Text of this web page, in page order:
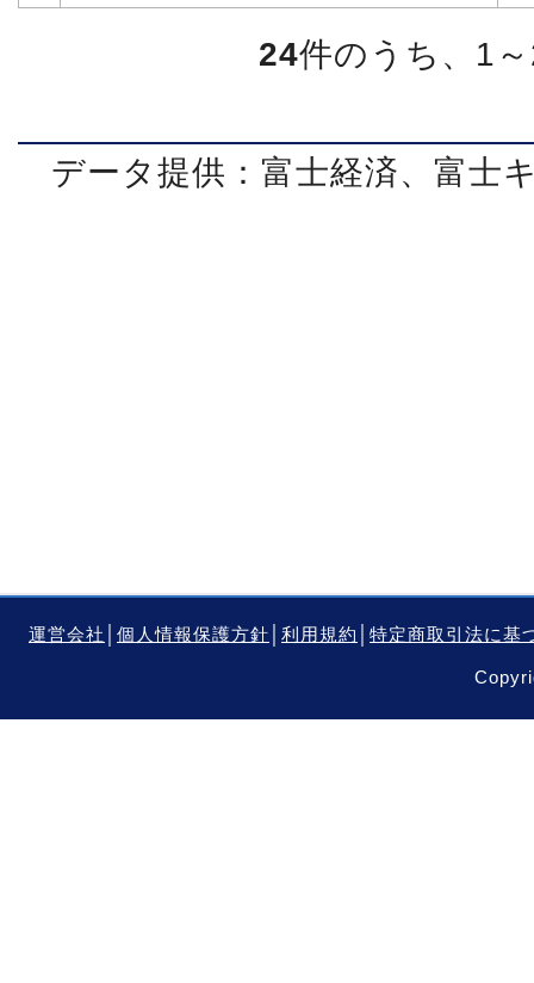
24件のうち、1
データ提供：富士経済、富士
運営会社 個人情報保護方針 利用規約 特定商取引法に基